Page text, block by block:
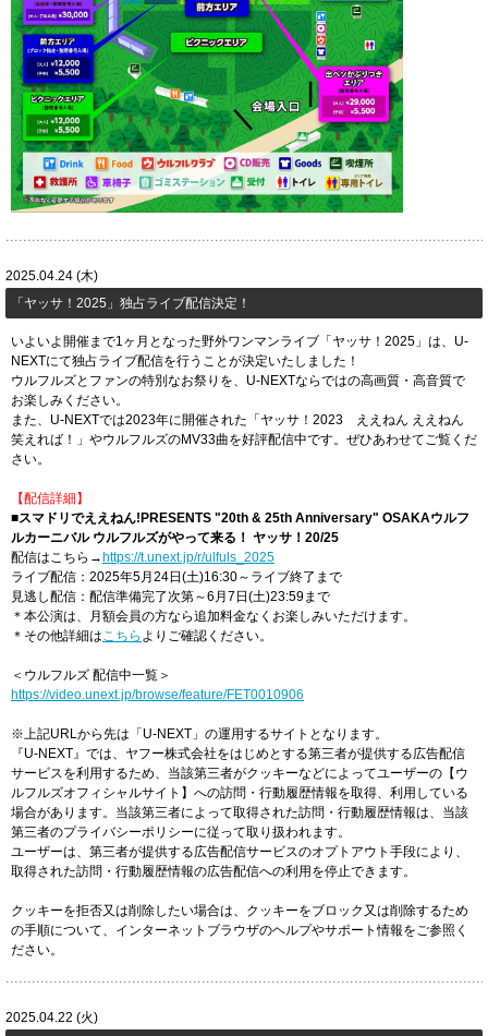
2025.04.24 (木)
「ヤッサ！2025」独占ライブ配信決定！
いよいよ開催まで1ヶ月となった野外ワンマンライブ「ヤッサ！2025」は、U-
NEXTにて独占ライブ配信を行うことが決定いたしました！
ウルフルズとファンの特別なお祭りを、U-NEXTならではの高画質・高音質で
お楽しみください。
また、U-NEXTでは2023年に開催された「ヤッサ！2023 ええねん ええねん
笑えれば！」やウルフルズのMV33曲を好評配信中です。ぜひあわせてご覧くだ
さい。
【配信詳細】
■スマドリでええねん!PRESENTS "20th & 25th Anniversary" OSAKAウルフ
ルカーニバル ウルフルズがやって来る！ ヤッサ！20/25
配信はこちら→ https://t.unext.jp/r/ulfuls_2025
ライブ配信：2025年5月24日(土)16:30～ライブ終了まで
見逃し配信：配信準備完了次第～6月7日(土)23:59まで
＊本公演は、月額会員の方なら追加料金なくお楽しみいただけます。
＊その他詳細はこちら よりご確認ください。
＜ウルフルズ 配信中一覧＞
https://video.unext.jp/browse/feature/FET0010906
※上記URLから先は「U-NEXT」の運用するサイトとなります。
『U-NEXT』では、ヤフー株式会社をはじめとする第三者が提供する広告配信
サービスを利用するため、当該第三者がクッキーなどによってユーザーの【ウ
ルフルズオフィシャルサイト】への訪問・行動履歴情報を取得、利用している
場合があります。当該第三者によって取得された訪問・行動履歴情報は、当該
第三者のプライバシーポリシーに従って取り扱われます。
ユーザーは、第三者が提供する広告配信サービスのオプトアウト手段により、
取得された訪問・行動履歴情報の広告配信への利用を停止できます。
クッキーを拒否又は削除したい場合は、クッキーをブロック又は削除するため
の手順について、インターネットブラウザのヘルプやサポート情報をご参照く
ださい。
2025.04.22 (火)